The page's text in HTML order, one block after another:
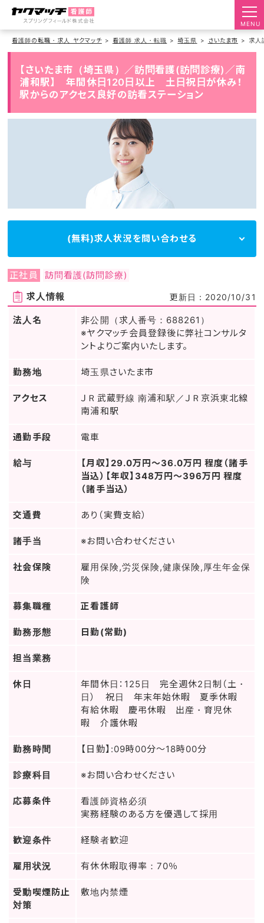
MENU
看護師の転職・求人 ヤクマッチ 看護師 求人・転職 埼玉県 さいたま市 求人
【さいたま市（埼玉県）／訪問看護(訪問診療)／南
浦和駅】 年間休日120日以上 土日祝日が休み！
駅からのアクセス良好の訪看ステーション
(無料)求人状況を問い合わせる
正社員
訪問看護(訪問診療)
求人情報
更新日：2020/10/31
法人名
非公開（求人番号：688261）
※ヤクマッチ会員登録後に弊社コンサルタ
ントよりご案内いたします。
勤務地 埼玉県さいたま市
アクセス
ＪＲ武蔵野線 南浦和駅／ＪＲ京浜東北線
南浦和駅
通勤手段 電車
給与
【月収】29.0万円～36.0万円 程度（諸手
当込）【年収】348万円～396万円 程度
（諸手当込）
交通費 あり（実費支給）
諸手当 ※お問い合わせください
社会保険
雇用保険,労災保険,健康保険,厚生年金保
険
募集職種 正看護師
勤務形態 日勤(常勤)
担当業務
休日
年間休日：125日 完全週休2日制（土・
日） 祝日 年末年始休暇 夏季休暇
有給休暇 慶弔休暇 出産・育児休
暇 介護休暇
勤務時間 【日勤】:09時00分～18時00分
診療科目 ※お問い合わせください
応募条件
看護師資格必須
実務経験のある方を優遇して採用
歓迎条件 経験者歓迎
雇用状況 有休休暇取得率：70％
受動喫煙防止
対策
敷地内禁煙